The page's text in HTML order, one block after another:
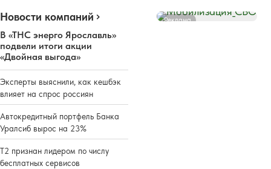
Новости компаний
В «ТНС энерго Ярославль»
подвели итоги акции
«Двойная выгода»
Эксперты выяснили, как кешбэк
влияет на спрос россиян
Автокредитный портфель Банка
Уралсиб вырос на 23%
Т2 признан лидером по числу
бесплатных сервисов
Реклама